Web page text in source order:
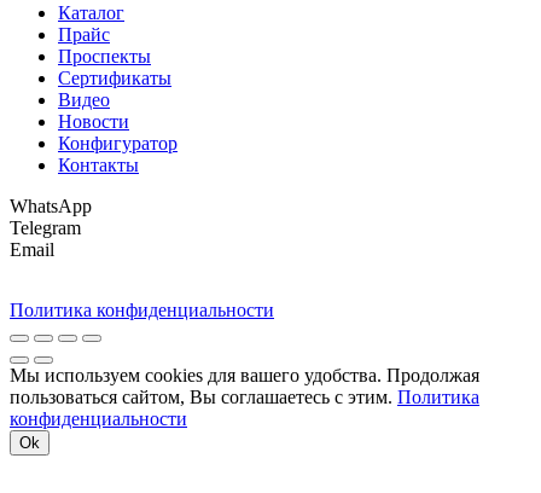
Каталог
Прайс
Проспекты
Сертификаты
Видео
Новости
Конфигуратор
Контакты
WhatsApp
Telegram
Email
Политика конфиденциальности
Мы используем cookies для вашего удобства. Продолжая
пользоваться сайтом, Вы соглашаетесь с этим. Политика
конфиденциальности
Ok